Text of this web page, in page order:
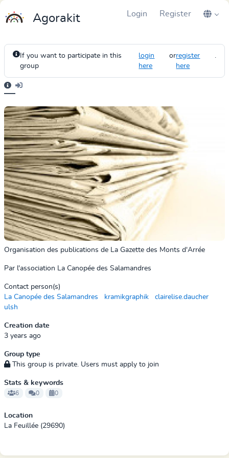
Agorakit Login Register
If you want to participate in this
group
login
here
orregister
here
.
Organisation des publications de La Gazette des Monts d'Arrée
Par l'association La Canopée des Salamandres
Contact person(s)
La Canopée des Salamandres
kramikgraphik
clairelise.daucher
ulsh
Creation date
3 years ago
Group type
This group is private. Users must apply to join
Stats & keywords
6 0 0
Location
La Feuillée (29690)